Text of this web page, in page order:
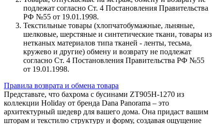
подлежат согласно Ст. 4 Постановления Правительства
РФ №55 от 19.01.1998.
Текстильные товары (хлопчатобумажные, льняные,
шелковые, шерстяные и синтетические ткани, товары из
нетканых материалов типа тканей - ленты, тесьма,
кружево и другие) обмену и возврату не подлежат
согласно Ст. 4 Постановления Правительства РФ №55
от 19.01.1998.
Правила возврата и обмена товара
Представьте, что бахрома с бусинами ZT905H-1270 из
коллекции Holiday от бренда Dana Panorama – это
архитектурный шедевр для вашего дома. Она придаст вашим
шторам и текстилю структуру и форму, создавая ощущение